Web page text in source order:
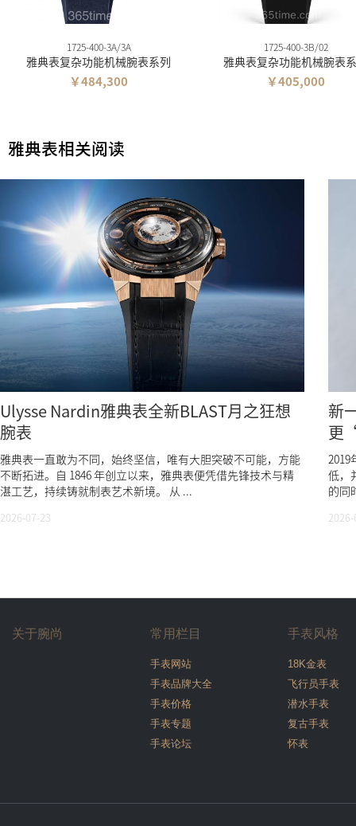
1725-400-3A/3A
雅典表复杂功能机械腕表系列
￥484,300
1725-400-3B/02
雅典表复杂功能机械腕表
￥405,000
雅典表相关阅读
Ulysse Nardin雅典表全新BLAST月之狂想
腕表
雅典表一直敢为不同，始终坚信，唯有大胆突破不可能，方能
不断拓进。自 1846 年创立以来，雅典表便凭借先锋技术与精
湛工艺，持续铸就制表艺术新境。 从 ...
2026-07-23
新
更
2019
低，
的同
关于腕尚 常用栏目
手表网站
手表品牌大全
手表价格
手表专题
手表论坛
手表风格
18K金表
飞行员手表
潜水手表
复古手表
怀表